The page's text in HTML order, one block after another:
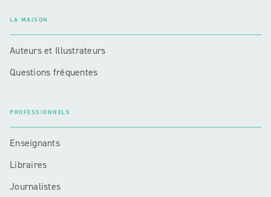
LA MAISON
Auteurs et Illustrateurs
Questions fréquentes
PROFESSIONNELS
Enseignants
Libraires
Journalistes